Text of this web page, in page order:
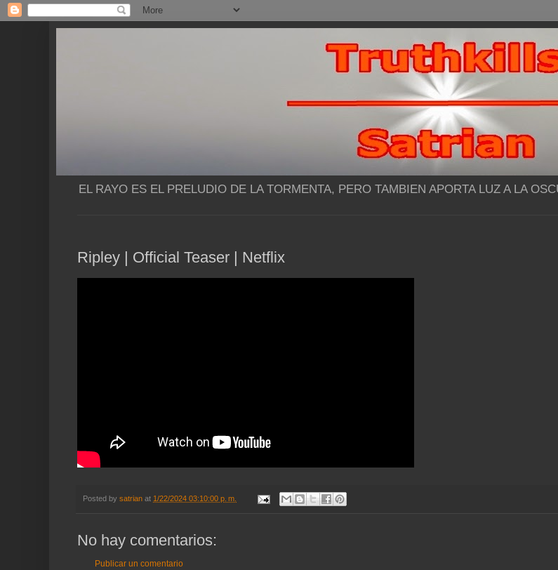
EL RAYO ES EL PRELUDIO DE LA TORMENTA, PERO TAMBIEN APORTA LUZ A LA
Ripley | Official Teaser | Netflix
Posted by satrian at 1/22/2024 03:10:00 p. m.
No hay comentarios:
Publicar un comentario